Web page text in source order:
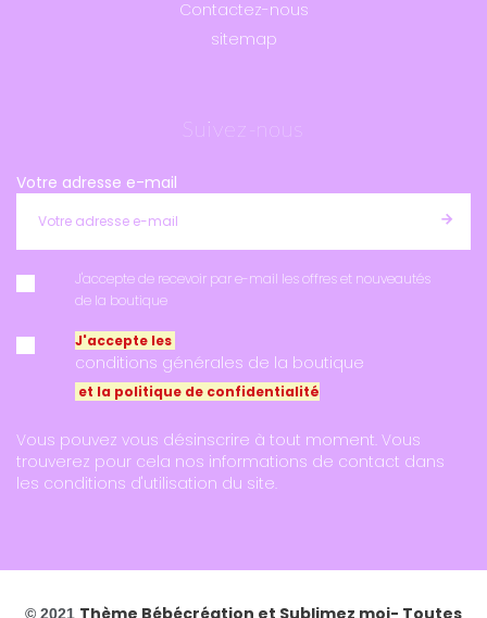
Contactez-nous
sitemap
Suivez-nous
Votre adresse e-mail
J'accepte de recevoir par e-mail les offres et nouveautés
de la boutique
J'accepte les
conditions générales de la boutique
et la politique de confidentialité
Vous pouvez vous désinscrire à tout moment. Vous
trouverez pour cela nos informations de contact dans
les conditions d'utilisation du site.
© 2021 Thème Bébécréation et Sublimez moi- Toutes